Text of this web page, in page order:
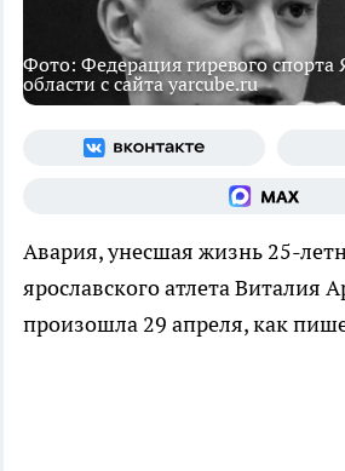
Фото: Федерация гиревого спорта
области с сайта yarcube.ru
Авария, унесшая жизнь 25-
ярославского атлета Виталия
произошла 29 апреля, как